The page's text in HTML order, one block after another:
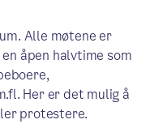
Alle møtene er
åpen halvtime som
Her er det mulig å
protestere.